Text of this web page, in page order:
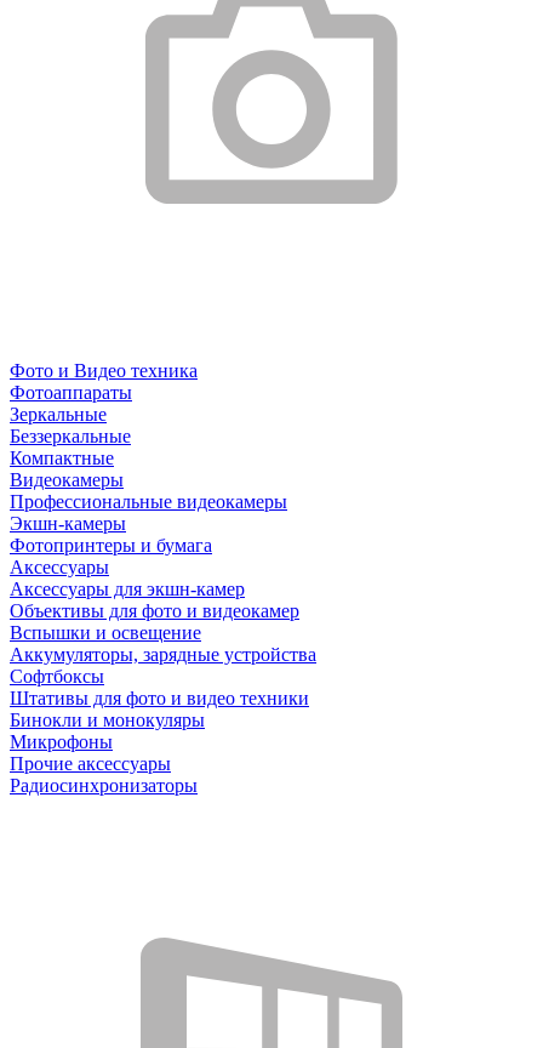
Фото и Видео техника
Фотоаппараты
Зеркальные
Беззеркальные
Компактные
Видеокамеры
Профессиональные видеокамеры
Экшн-камеры
Фотопринтеры и бумага
Аксессуары
Аксессуары для экшн-камер
Объективы для фото и видеокамер
Вспышки и освещение
Аккумуляторы, зарядные устройства
Софтбоксы
Штативы для фото и видео техники
Бинокли и монокуляры
Микрофоны
Прочие аксессуары
Радиосинхронизаторы